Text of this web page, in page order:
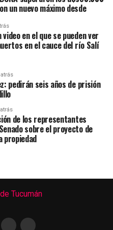
los vecinos. “Hoy vemos
de infraestructura del
las grandes ciudades
Tener la justicia a
ventaja y una gran
del juzgado
trámites sin
centros judiciales. “
resolver problemas a
a Monteros,
el mandatario puso en
un nuevo máximo desde
en el que se pueden ver
en el cauce del río Salí
pedirán seis años de prisión
de los representantes
sobre el proyecto de
propiedad